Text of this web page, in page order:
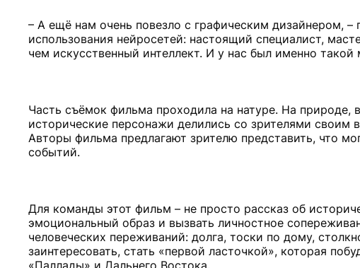
– А ещё нам очень повезло с графическим дизайнером,
использования нейросетей: настоящий специалист,
чем искусственный интеллект. И у нас был именно
Часть съёмок фильма проходила на натуре. На природе,
исторические персонажи делились со зрителями своим
Авторы фильма предлагают зрителю представить, что
событий.
Для команды этот фильм – не просто рассказ об
эмоциональный образ и вызвать личностное
человеческих переживаний: долга, тоски по дому,
заинтересовать, стать «первой ласточкой», которая
«Паллады» и Дальнего Востока.